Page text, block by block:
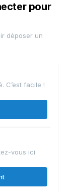
pour
déposer un
C’est facile !
vous ici.